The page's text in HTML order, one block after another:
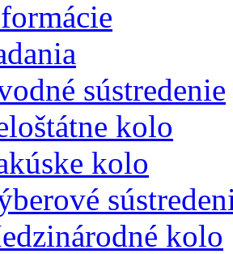
sústredenie
kolo
kolo
kolo